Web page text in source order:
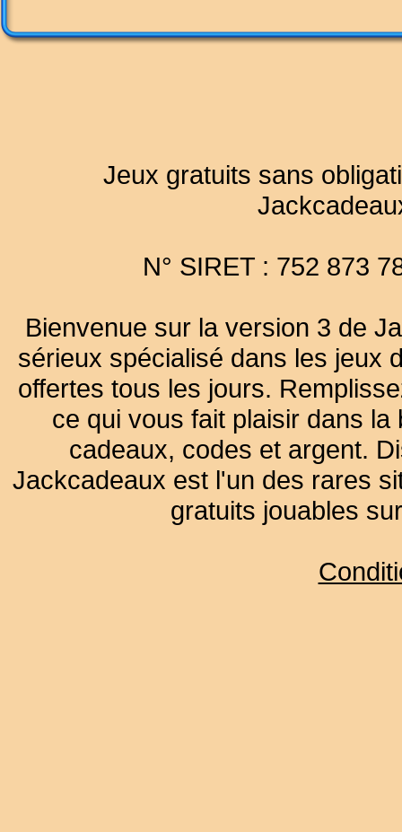
Jeux gratuits sans
N° SIRET : 752 873
Bienvenue sur la version 3 de
sérieux spécialisé dans les jeux
offertes tous les jours.
ce qui vous fait plaisir dans
cadeaux, codes et argent.
Jackcadeaux est l'un des rares
gratuits jouables